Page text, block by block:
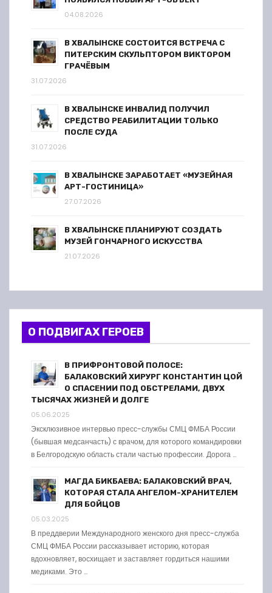
04.08.2026
В ХВАЛЫНСКЕ СОСТОИТСЯ ВСТРЕЧА С
ПИТЕРСКИМ СКУЛЬПТОРОМ ВИКТОРОМ
ГРАЧЁВЫМ
31.07.2026
В ХВАЛЫНСКЕ ИНВАЛИД ПОЛУЧИЛ
СРЕДСТВО РЕАБИЛИТАЦИИ ТОЛЬКО
ПОСЛЕ СУДА
31.07.2026
В ХВАЛЫНСКЕ ЗАРАБОТАЕТ «МУЗЕЙНАЯ
АРТ-ГОСТИНИЦА»
27.07.2026
В ХВАЛЫНСКЕ ПЛАНИРУЮТ СОЗДАТЬ
МУЗЕЙ ГОНЧАРНОГО ИСКУССТВА
21.07.2026
О ПОДВИГАХ ГЕРОЕВ
В ПРИФРОНТОВОЙ ПОЛОСЕ:
БАЛАКОВСКИЙ ХИРУРГ КОНСТАНТИН ЦОЙ
О СПАСЕНИИ ПОД ОБСТРЕЛАМИ, ДВУХ
ТЫСЯЧАХ ЖИЗНЕЙ И ДОЛГЕ
05.06.2025
Эксклюзивное интервью пресс-службы СМЦ ФМБА России
(бывшая медсанчасть) с врачом, для которого командировки
в Белгородскую область стали частью профессии. Дорога …
МАГДА БИКБАЕВА: БАЛАКОВСКИЙ ВРАЧ,
КОТОРАЯ СТАЛА АНГЕЛОМ-ХРАНИТЕЛЕМ
ДЛЯ БОЙЦОВ
05.03.2025
В преддверии Международного женского дня пресс-служба
СМЦ ФМБА России рассказывает историю, которая
вдохновляет, восхищает и заставляет гордиться нашими
медиками. Это …